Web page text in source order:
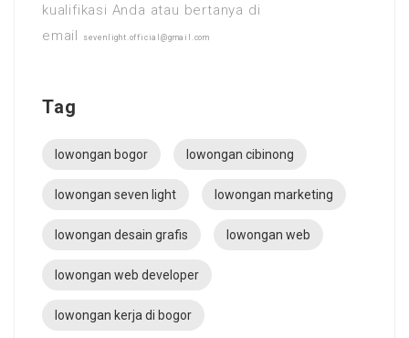
kualifikasi Anda atau bertanya di
email
sevenlight.official@gmail.com
Tag
lowongan bogor lowongan cibinong
lowongan seven light lowongan marketing
lowongan desain grafis lowongan web
lowongan web developer
lowongan kerja di bogor